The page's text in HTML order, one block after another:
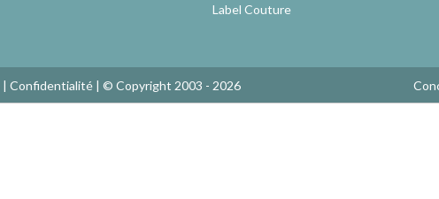
Label Couture
| Confidentialité| © Copyright 2003 - 2026